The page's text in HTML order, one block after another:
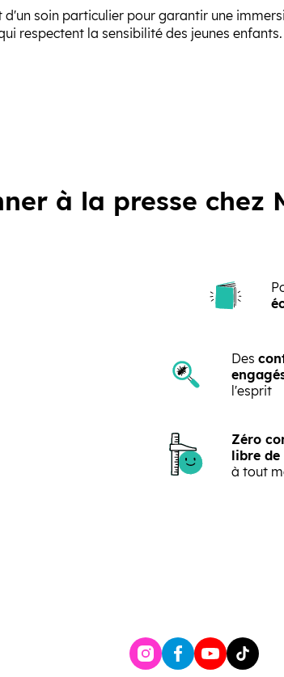
soin particulier pour garantir une
respectent la sensibilité des jeunes enfants.
à la presse
Des
l'esprit
Zéro
libre de
à tout